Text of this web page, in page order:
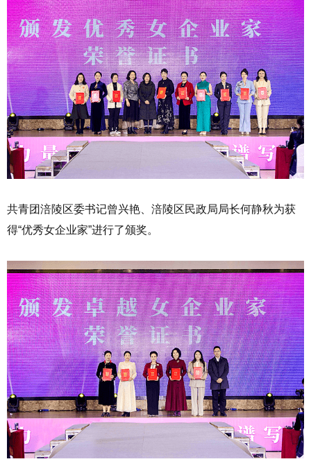
共青团涪陵区委书记曾兴艳、涪陵区民政局局长何静秋为获
得“优秀女企业家”进行了颁奖。